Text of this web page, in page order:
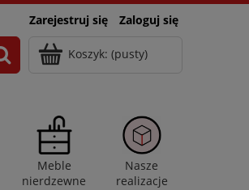
Zarejestruj się Zaloguj się
Koszyk: (pusty)
Meble
nierdzewne
Nasze
realizacje